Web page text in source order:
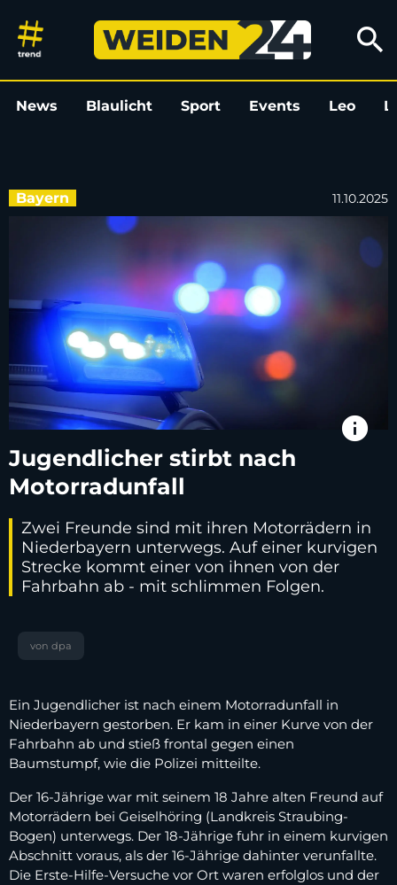
Jugendlicher stirbt nach
search
News Blaulicht Sport Events Leo
Bayern 11.10.2025
info
Jugendlicher stirbt nach
Motorradunfall
Zwei Freunde sind mit ihren Motorrädern in
Niederbayern unterwegs. Auf einer kurvigen
Strecke kommt einer von ihnen von der
Fahrbahn ab - mit schlimmen Folgen.
von dpa
Ein Jugendlicher ist nach einem Motorradunfall in
Niederbayern gestorben. Er kam in einer Kurve von der
Fahrbahn ab und stieß frontal gegen einen
Baumstumpf, wie die Polizei mitteilte.
Der 16-Jährige war mit seinem 18 Jahre alten Freund auf
Motorrädern bei Geiselhöring (Landkreis Straubing-
Bogen) unterwegs. Der 18-Jährige fuhr in einem kurvigen
Abschnitt voraus, als der 16-Jährige dahinter verunfallte.
Die Erste-Hilfe-Versuche vor Ort waren erfolglos und der